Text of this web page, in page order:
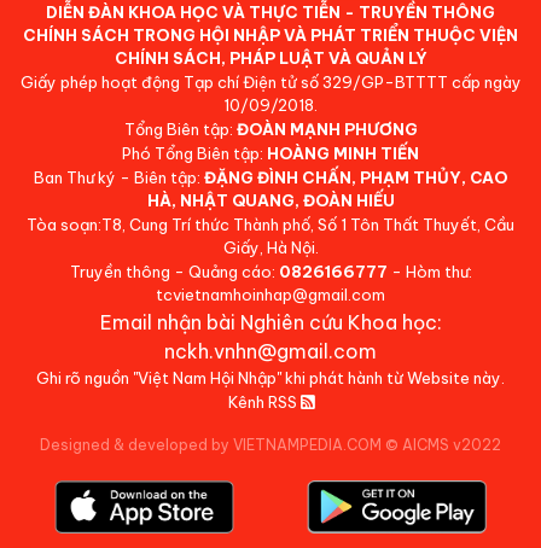
DIỄN ĐÀN KHOA HỌC VÀ THỰC TIỄN - TRUYỀN THÔNG
CHÍNH SÁCH TRONG HỘI NHẬP VÀ PHÁT TRIỂN THUỘC VIỆN
CHÍNH SÁCH, PHÁP LUẬT VÀ QUẢN LÝ
Giấy phép hoạt động Tạp chí Điện tử số 329/GP-BTTTT cấp ngày
10/09/2018.
Tổng Biên tập: ĐOÀN MẠNH PHƯƠNG
Phó Tổng Biên tập: HOÀNG MINH TIẾN
Ban Thư ký - Biên tập: ĐẶNG ĐÌNH CHẤN, PHẠM THỦY, CAO
HÀ, NHẬT QUANG, ĐOÀN HIẾU
Tòa soạn:T8, Cung Trí thức Thành phố, Số 1 Tôn Thất Thuyết, Cầu
Giấy, Hà Nội.
Truyền thông - Quảng cáo: 0826166777 - Hòm thư:
tcvietnamhoinhap@gmail.com
Email nhận bài Nghiên cứu Khoa học:
nckh.vnhn@gmail.com
Ghi rõ nguồn "Việt Nam Hội Nhập" khi phát hành từ Website này.
Kênh RSS
Designed & developed by VIETNAMPEDIA.COM © AICMS v2022